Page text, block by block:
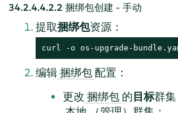
34.2.4.4.2.2 捆绑包创建 - 手动
提取捆绑包资源：
curl -o os-upgrade-
编辑 捆绑包 配置：
更改 捆绑包 的目标群